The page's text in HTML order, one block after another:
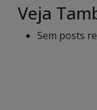
Veja
Sem posts